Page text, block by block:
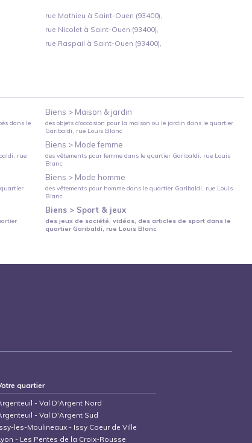
rue Mathieu à Saint-Ouen (93400),
rue Nicolet à Saint-Ouen (93400),
rue Raspail à Saint-Ouen (93400),
dans le
, rue
Biens > Maison & jardin
des objets d'occasion pour la maison ou le jardin dans le quartier
Garibaldi, rue Louis Blanc
Biens > Mode femme
des vêtements pour femme dans le quartier Garibaldi, rue Louis
Blanc
Biens > Mode homme
des vêtements pour homme dans le quartier Garibaldi, rue Louis
Blanc
Biens > Sport & jeux
des jeux de société, vidéos, des articles de sport dans le
quartierGaribaldi, rue Louis Blanc
quartier
-Val D'Argent Nord
-Val D'Argent Sud
les-Moulineaux - Issy Coeur de Ville
- Les Pentes de la Croix-Rousse